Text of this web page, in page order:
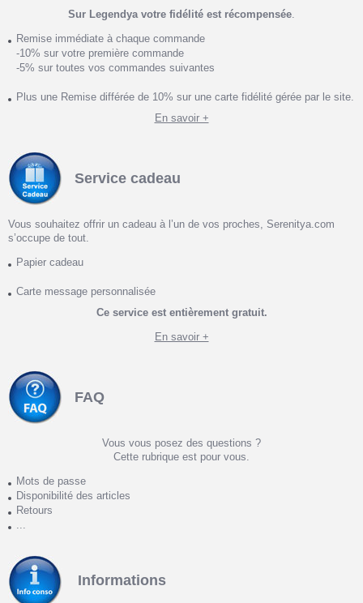
Sur Legendya votre fidélité est récompensée
Remise immédiate à chaque commande
-10% sur votre première commande
-5% sur toutes vos commandes suivantes
Plus une Remise différée de 10% sur une carte fidélité gérée par le site.
En savoir +
Service cadeau
Vous souhaitez offrir un cadeau à l’un de vos proches, Serenitya.com
s’occupe de tout.
Papier cadeau
Carte message personnalisée
Ce service est entièrement gratuit.
En savoir +
FAQ
Vous vous posez des questions ?
Cette rubrique est pour vous.
Mots de passe
Disponibilité des articles
Retours
Informations